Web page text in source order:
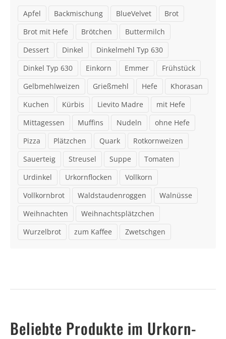
Apfel Backmischung BlueVelvet
Brot
Brot mit Hefe
Brötchen
Buttermilch
Dessert
Dinkel
Dinkelmehl Typ 630
Dinkel Typ 630
Einkorn Emmer
Frühstück
Gelbmehlweizen
Grießmehl Hefe
Khorasan
Kuchen
Kürbis Lievito Madre
mit Hefe
Mittagessen
Muffins Nudeln
ohne Hefe
Pizza
Plätzchen Quark
Rotkornweizen
Sauerteig
Streusel Suppe
Tomaten
Urdinkel
Urkornflocken
Vollkorn
Vollkornbrot
Waldstaudenroggen
Walnüsse
Weihnachten
Weihnachtsplätzchen
Wurzelbrot
zum Kaffee Zwetschgen
Beliebte Produkte im Urkorn-